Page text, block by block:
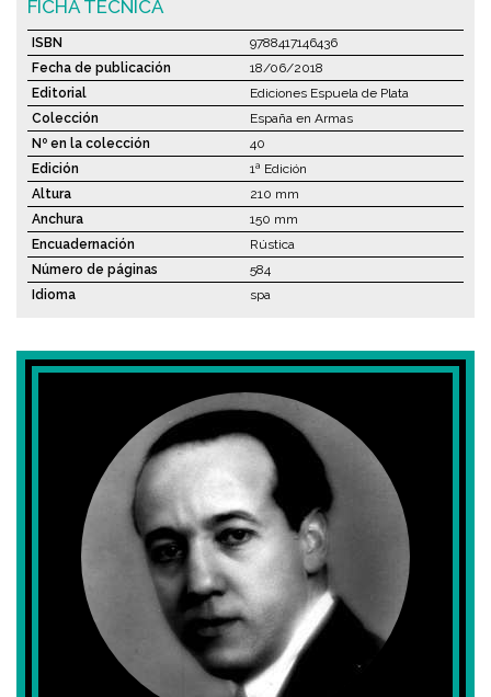
FICHA TÉCNICA
ISBN
9788417146436
Fecha de publicación
18/06/2018
Editorial
Ediciones Espuela de Plata
Colección
España en Armas
Nº en la colección
40
Edición
1ª Edición
Altura
210 mm
Anchura
150 mm
Encuadernación
Rústica
Número de páginas
584
Idioma
spa